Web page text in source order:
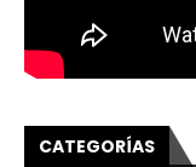
CATEGORÍAS